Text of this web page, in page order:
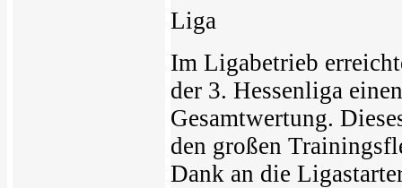
Liga
Im Ligabetrieb
der 3. Hessenliga
Gesamtwertung.
den großen
Dank an die